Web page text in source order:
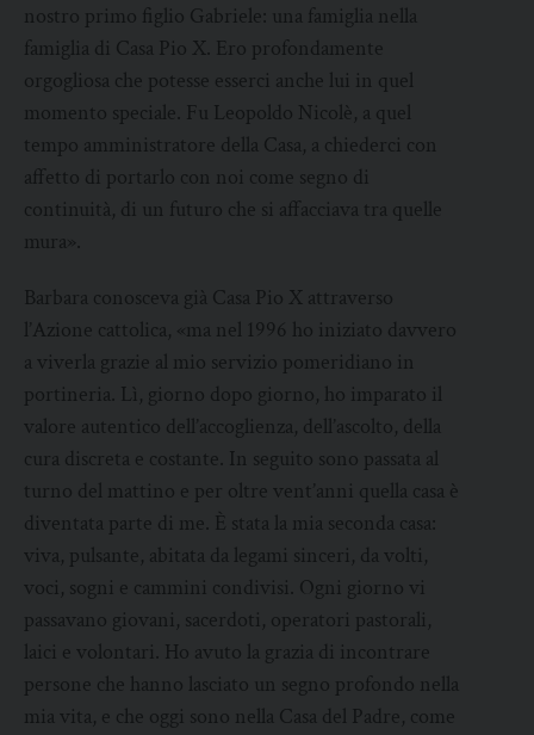
nostro primo figlio Gabriele: una famiglia nella
famiglia di Casa Pio X. Ero profondamente
orgogliosa che potesse esserci anche lui in quel
momento speciale. Fu Leopoldo Nicolè, a quel
tempo amministratore della Casa, a chiederci con
affetto di portarlo con noi come segno di
continuità, di un futuro che si affacciava tra quelle
mura».
Barbara conosceva già Casa Pio X attraverso
l’Azione cattolica, «ma nel 1996 ho iniziato davvero
a viverla grazie al mio servizio pomeridiano in
portineria. Lì, giorno dopo giorno, ho imparato il
valore autentico dell’accoglienza, dell’ascolto, della
cura discreta e costante. In seguito sono passata al
turno del mattino e per oltre vent’anni quella casa è
diventata parte di me. È stata la mia seconda casa:
viva, pulsante, abitata da legami sinceri, da volti,
voci, sogni e cammini condivisi. Ogni giorno vi
passavano giovani, sacerdoti, operatori pastorali,
laici e volontari. Ho avuto la grazia di incontrare
persone che hanno lasciato un segno profondo nella
mia vita, e che oggi sono nella Casa del Padre, come